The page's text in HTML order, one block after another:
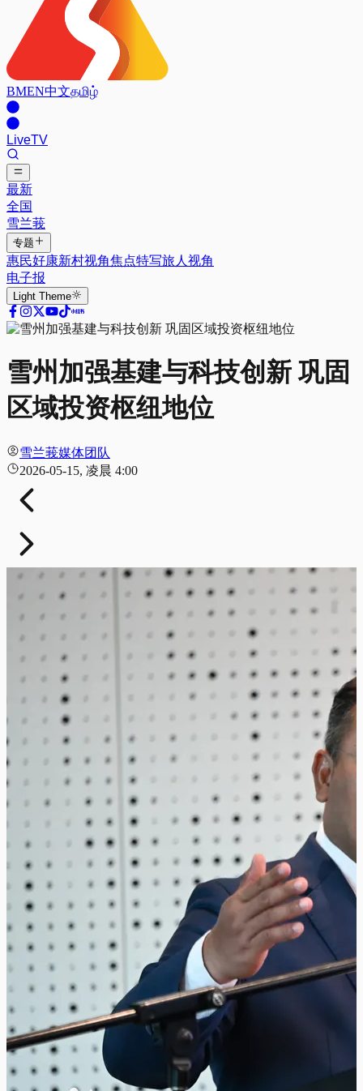
BMEN中文தமிழ்
LiveTV
最新
全国
雪兰莪
专题
惠民好康新村视角焦点特写旅人视角
电子报
Light Theme
雪州加强基建与科技创新 巩固
区域投资枢纽地位
雪兰莪媒体团队
2026-05-15, 凌晨 4:00